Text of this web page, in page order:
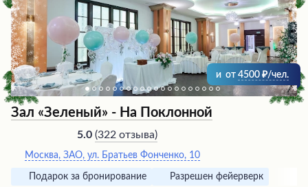
и от 4500 /чел.
Зал «Зеленый» - На Поклонной
5.0 (322 отзыва)
Москва, ЗАО, ул. Братьев Фонченко, 10
Подарок за бронирование Разрешен фейерверк